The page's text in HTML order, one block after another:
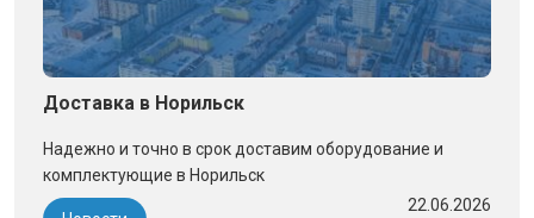
Доставка в Норильск
Надежно и точно в срок доставим оборудование и
комплектующие в Норильск
22.06.2026